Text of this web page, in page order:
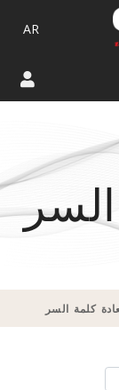
AR
كلمة السر